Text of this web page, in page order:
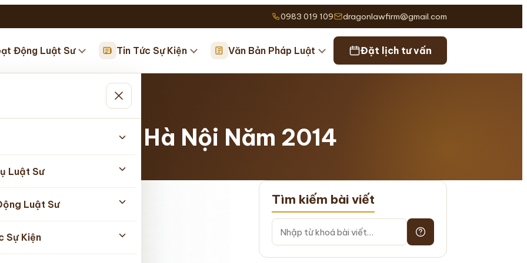
0983 019 109 dragonlawfirm@gmail.com
Động Luật Sư Tin Tức Sự Kiện Văn Bản Pháp Luật Đặt lịch tư vấn
Luật Sư
Luật Sư
Sự Kiện
địa bàn Hà Nội Năm 2014
Tìm kiếm bài viết